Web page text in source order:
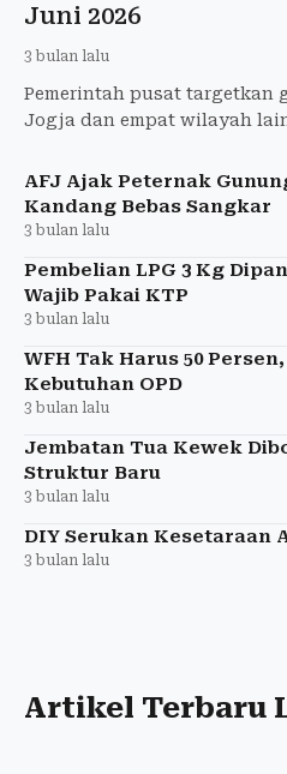
Juni 2026
3 bulan lalu
Pemerintah pusat targetkan
Jogja dan empat wilayah
untuk atasi
AFJ Ajak Peternak
Kandang Bebas Sangkar
3 bulan lalu
Pembelian LPG 3 Kg
Wajib Pakai KTP
3 bulan lalu
WFH Tak Harus 50
Kebutuhan OPD
3 bulan lalu
Jembatan Tua Kewek
Struktur Baru
3 bulan lalu
DIY Serukan Kesetaraan
3 bulan lalu
Artikel Terbaru